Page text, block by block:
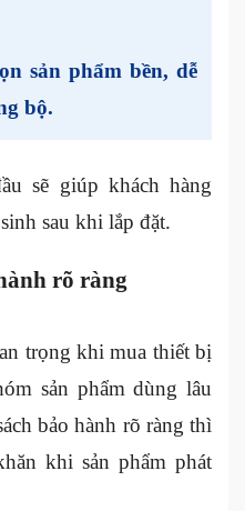
sản phẩm bền, dễ
bộ.
sẽ giúp khách hàng
sau khi lắp đặt.
rõ ràng
trọng khi mua thiết bị
sản phẩm dùng lâu
bảo hành rõ ràng thì
khi sản phẩm phát